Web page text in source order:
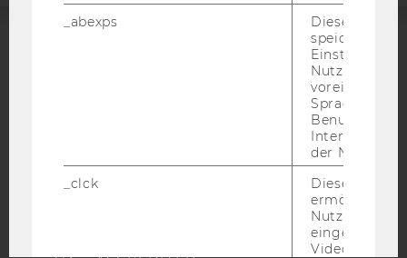
_abexps
Dieses Cookie
speichert
Nutzer*in, zB.
Sprache,
der Nutzer*in
_clck
Dieses Cookie
ermöglicht
Nutzung des
Video Players